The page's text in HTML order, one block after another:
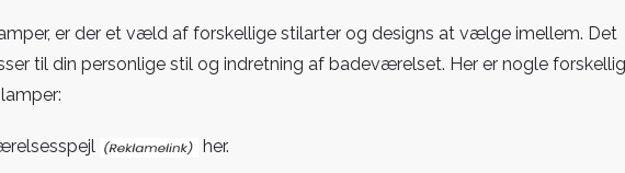
er der et væld af forskellige stilarter og designs at vælge imellem. Det
til din personlige stil og indretning af badeværelset. Her er nogle
her.